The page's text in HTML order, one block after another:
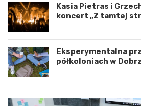
z
w
o
j
u
m
i
ę
z
p
o
d
K
o
s
z
a
i
Kasia Pietras i
koncert „Z tamtej
Eksperymentalna
półkoloniach w